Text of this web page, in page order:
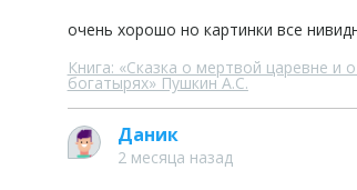
очень хорошо но картинки все
Книга: «Сказка о мертвой царевне и
богатырях» Пушкин А.С.
Даник
2 месяца назад